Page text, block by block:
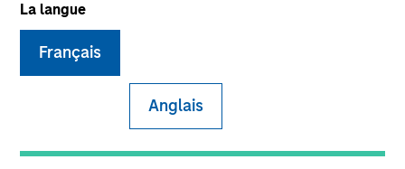
La langue
Français
Anglais
Matthew Murphy is an institutional portfolio
and capital markets research. He serves as a
resource for existing and prospective clients,
representing the group’s managed strategies and